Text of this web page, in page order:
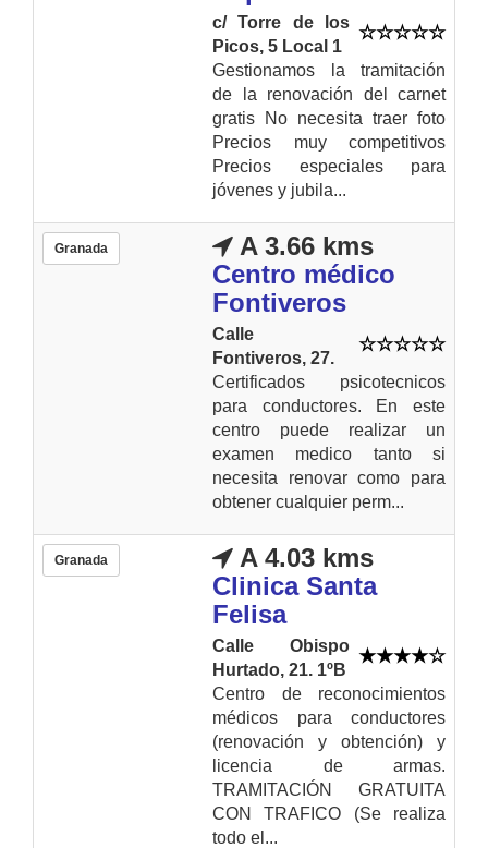
c/ Torre de los
Picos, 5 Local 1
Gestionamos la tramitación
de la renovación del carnet
gratis No necesita traer foto
Precios muy competitivos
Precios especiales para
jóvenes y jubila...
Granada
A 3.66 kms
Centro médico
Fontiveros
Calle
Fontiveros, 27.
Certificados psicotecnicos
para conductores. En este
centro puede realizar un
examen medico tanto si
necesita renovar como para
obtener cualquier perm...
Granada
A 4.03 kms
Clinica Santa
Felisa
Calle Obispo
Hurtado, 21. 1ºB
Centro de reconocimientos
médicos para conductores
(renovación y obtención) y
licencia de armas.
TRAMITACIÓN GRATUITA
CON TRAFICO (Se realiza
todo el...